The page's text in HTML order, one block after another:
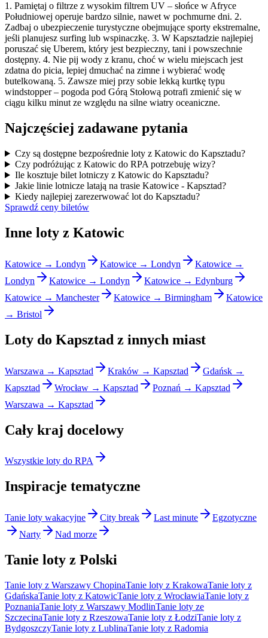
1. Pamiętaj o filtrze z wysokim filtrem UV – słońce w Afryce
Południowej operuje bardzo silnie, nawet w pochmurne dni. 2.
Zadbaj o ubezpieczenie turystyczne obejmujące sporty ekstremalne,
jeśli planujesz surfing lub wspinaczkę. 3. W Kapsztadzie najlepiej
poruszać się Uberem, który jest bezpieczny, tani i powszechnie
dostępny. 4. Nie pij wody z kranu, choć w wielu miejscach jest
zdatna do picia, lepiej dmuchać na zimne i wybierać wodę
butelkowaną. 5. Zawsze miej przy sobie lekką kurtkę typu
windstopper – pogoda pod Górą Stołową potrafi zmienić się w
ciągu kilku minut ze względu na silne wiatry oceaniczne.
Najczęściej zadawane pytania
Czy są dostępne bezpośrednie loty z Katowic do Kapsztadu?
Czy podróżując z Katowic do RPA potrzebuję wizy?
Ile kosztuje bilet lotniczy z Katowic do Kapsztadu?
Jakie linie lotnicze latają na trasie Katowice - Kapsztad?
Kiedy najlepiej zarezerwować lot do Kapsztadu?
Sprawdź ceny biletów
Inne loty z Katowic
Katowice → Londyn Katowice → Londyn
Katowice →
Londyn
Katowice → Londyn
Katowice → Edynburg
Katowice → Manchester
Katowice → Birmingham
Katowice
→ Bristol
Loty do Kapsztad z innych miast
Warszawa → Kapsztad Kraków → Kapsztad
Gdańsk →
Kapsztad
Wrocław → Kapsztad
Poznań → Kapsztad
Warszawa → Kapsztad
Cały kraj docelowy
Wszystkie loty do RPA
Inspiracje tematyczne
Tanie loty wakacyjne City break Last minute
Egzotyczne
Narty
Nad morze
Tanie loty z Polski
Tanie loty z Warszawy ChopinaTanie loty z KrakowaTanie loty z
GdańskaTanie loty z KatowicTanie loty z WrocławiaTanie loty z
PoznaniaTanie loty z Warszawy ModlinTanie loty ze
SzczecinaTanie loty z RzeszowaTanie loty z ŁodziTanie loty z
BydgoszczyTanie loty z LublinaTanie loty z Radomia